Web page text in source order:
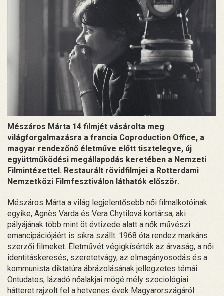
Mészáros Márta 14 filmjét vásárolta meg
világforgalmazásra a francia Coproduction Office, a
magyar rendezőnő életműve előtt tisztelegve, új
együttműködési megállapodás keretében a Nemzeti
Filmintézettel. Restaurált rövidfilmjei a Rotterdami
Nemzetközi Filmfesztiválon láthatók először.
Mészáros Márta a világ legjelentősebb női filmalkotóinak
egyike, Agnès Varda és Vera Chytilová kortársa, aki
pályájának több mint öt évtizede alatt a nők művészi
emancipációjáért is síkra szállt. 1968 óta rendez markáns
szerzői filmeket. Életművét végigkísérték az árvaság, a női
identitáskeresés, szeretetvágy, az elmagányosodás és a
kommunista diktatúra ábrázolásának jellegzetes témái.
Öntudatos, lázadó nőalakjai mögé mély szociológiai
hátteret rajzolt fel a hetvenes évek Magyarországáról.